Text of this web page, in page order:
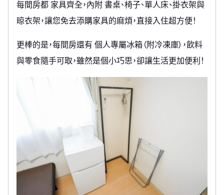
每間房都 家具齊全，內附 書桌、椅子、單人床、掛衣架與
晾衣架，讓您免去添購家具的麻煩，直接入住超方便！
更棒的是，每間房還有 個人專屬冰箱（附冷凍庫），飲料
與零食隨手可取，雖然是個小巧思，卻讓生活更加便利！